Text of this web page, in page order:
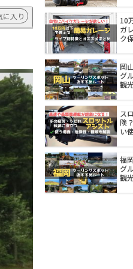
に入り
10
ガ
ク
岡
グ
観
ス
険
い
福
グ
観